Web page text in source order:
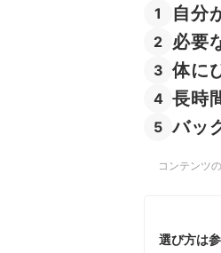
1 自分
2 必要
3 体に
4 長時
5 バッ
コンテンツ
選び方は